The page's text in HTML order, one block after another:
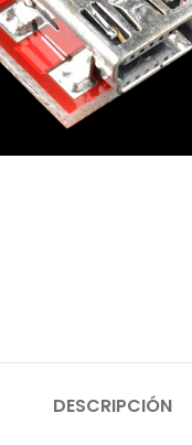
DESCRIPCIÓN